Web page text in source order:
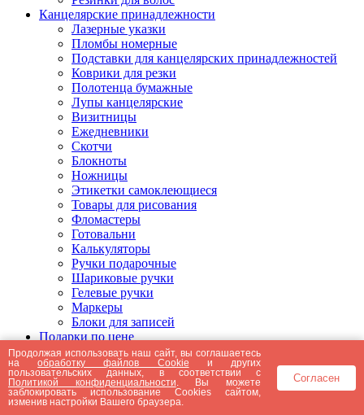
Канцелярские принадлежности
Лазерные указки
Пломбы номерные
Подставки для канцелярских принадлежностей
Коврики для резки
Полотенца бумажные
Лупы канцелярские
Визитницы
Ежедневники
Скотчи
Блокноты
Ножницы
Этикетки самоклеющиеся
Товары для рисования
Фломастеры
Готовальни
Калькуляторы
Ручки подарочные
Шариковые ручки
Гелевые ручки
Маркеры
Блоки для записей
Подарки по цене
Подарки от 5000 рублей
Подарки до 5000 рублей
Подарки до 3000 рублей
Подарки до 2000 рублей
Подарки до 1000 рублей
Продолжая использовать наш сайт, вы соглашаетесь
наобработку файлов Cookie и других
пользовательских данных, в соответствии с
Политикой конфиденциальности . Вы можете
заблокировать использование Cookies сайтом,
изменив настройки Вашего браузера.
Согласен